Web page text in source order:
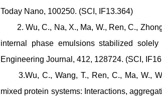
Today Nano, 100250. (SCI, IF13.364)
2. Wu, C., Na, X., Ma, W., Ren, C.,
internal phase emulsions stabilized
Engineering Journal, 412, 128724. (SCI,
3.Wu, C., Wang, T., Ren, C., Ma, W.,
mixed protein systems: Interactions,